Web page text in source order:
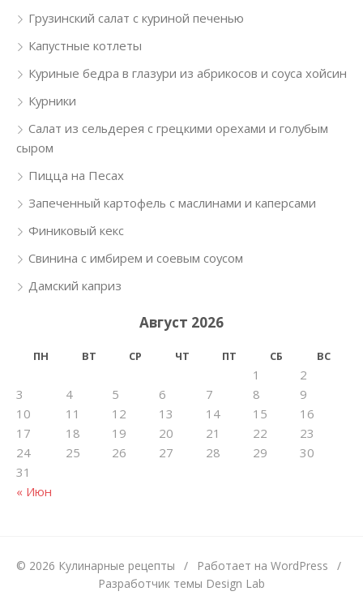
Грузинский салат с куриной печенью
Капустные котлеты
Куриные бедра в глазури из абрикосов и соуса хойсин
Курники
Салат из сельдерея с грецкими орехами и голубым
сыром
Пицца на Песах
Запеченный картофель с маслинами и каперсами
Финиковый кекс
Свинина с имбирем и соевым соусом
Дамский каприз
Август 2026
ПН ВТ СР ЧТ ПТ СБ ВС
« Июн
1
2
3
4 5 6 7 8
9
10
11 12 13 14 15
16
17
18 19 20 21 22
23
24
25 26 27 28 29
30
31
© 2026 Кулинарные рецепты / Работает на WordPress
/
Разработчик темы Design Lab